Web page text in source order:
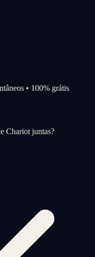
• 100% grátis
Chariot juntas?